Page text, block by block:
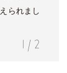
られまし
1 / 2